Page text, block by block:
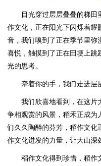
目光穿过层层叠叠的梯
作文化，正在阳光下闪烁着耀
音，我们嗅到了正在季节里弥
喜悦，触摸到了正在田埂上跳
光的思考。
牵着你的手，我们走进层
我们欣喜地看到，在这片
争相观赏的风景，稻禾正成为
们久久陶醉的芬芳，稻作文化
作文化迸发的力量，让大山深
稻作文化得到珍惜，稻作